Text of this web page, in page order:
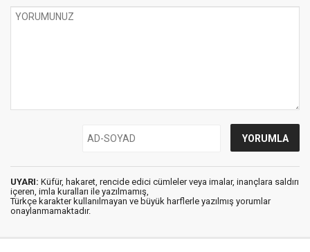
UYARI: Küfür, hakaret, rencide edici cümleler veya imalar, inançlara saldırı
içeren, imla kuralları ile yazılmamış,
Türkçe karakter kullanılmayan ve büyük harflerle yazılmış yorumlar
onaylanmamaktadır.